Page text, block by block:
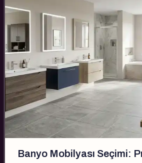
Banyo Mobilyası Seçimi: